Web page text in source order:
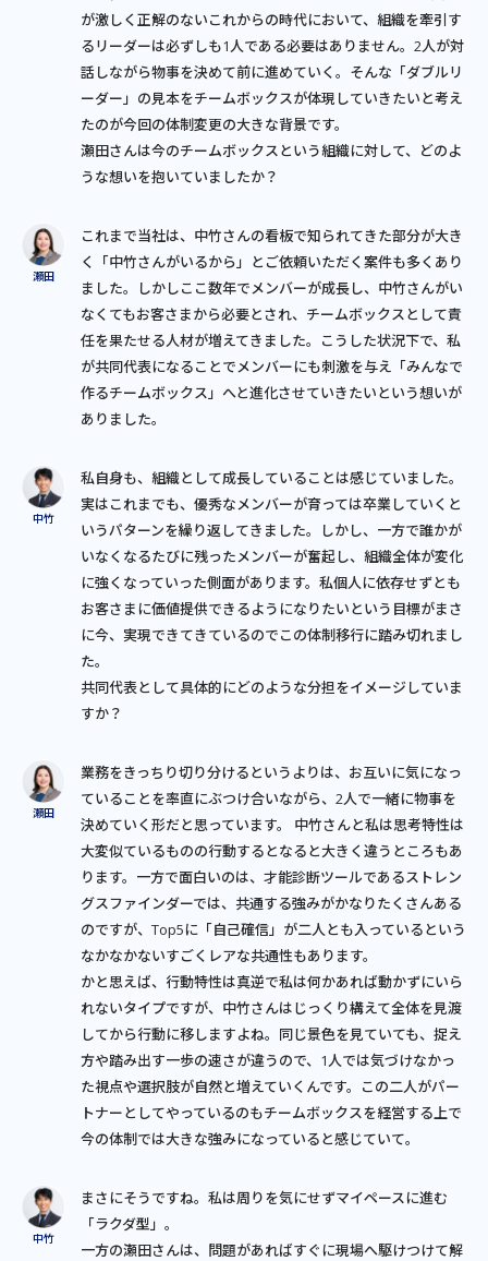
が激しく正解のないこれからの時代において、組織を牽引す
るリーダーは必ずしも1人である必要はありません。2人が対
話しながら物事を決めて前に進めていく。そんな「ダブルリ
ーダー」の見本をチームボックスが体現していきたいと考え
たのが今回の体制変更の大きな背景です。
瀬田さんは今のチームボックスという組織に対して、どのよ
うな想いを抱いていましたか？
これまで当社は、中竹さんの看板で知られてきた部分が大き
く「中竹さんがいるから」とご依頼いただく案件も多くあり
ました。しかしここ数年でメンバーが成長し、中竹さんがい
なくてもお客さまから必要とされ、チームボックスとして責
任を果たせる人材が増えてきました。こうした状況下で、私
が共同代表になることでメンバーにも刺激を与え「みんなで
作るチームボックス」へと進化させていきたいという想いが
ありました。
私自身も、組織として成長していることは感じていました。
実はこれまでも、優秀なメンバーが育っては卒業していくと
いうパターンを繰り返してきました。しかし、一方で誰かが
いなくなるたびに残ったメンバーが奮起し、組織全体が変化
に強くなっていった側面があります。私個人に依存せずとも
お客さまに価値提供できるようになりたいという目標がまさ
に今、実現できてきているのでこの体制移行に踏み切れまし
た。
共同代表として具体的にどのような分担をイメージしていま
すか？
業務をきっちり切り分けるというよりは、お互いに気になっ
ていることを率直にぶつけ合いながら、2人で一緒に物事を
決めていく形だと思っています。 中竹さんと私は思考特性は
大変似ているものの行動するとなると大きく違うところもあ
ります。一方で面白いのは、才能診断ツールであるストレン
グスファインダーでは、共通する強みがかなりたくさんある
のですが、Top5に「自己確信」が二人とも入っているという
なかなかないすごくレアな共通性もあります。
かと思えば、行動特性は真逆で私は何かあれば動かずにいら
れないタイプですが、中竹さんはじっくり構えて全体を見渡
してから行動に移しますよね。同じ景色を見ていても、捉え
方や踏み出す一歩の速さが違うので、1人では気づけなかっ
た視点や選択肢が自然と増えていくんです。この二人がパー
トナーとしてやっているのもチームボックスを経営する上で
今の体制では大きな強みになっていると感じていて。
まさにそうですね。私は周りを気にせずマイペースに進む
「ラクダ型」。
一方の瀬田さんは、問題があればすぐに現場へ駆けつけて解